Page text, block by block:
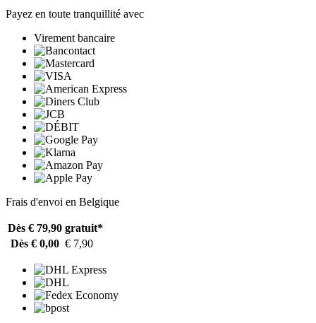
Payez en toute tranquillité avec
Virement bancaire
Frais d'envoi en Belgique
Dès € 79,90 gratuit*
Dès € 0,00 € 7,90